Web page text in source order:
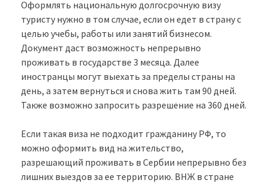
Оформлять национальную долгосрочную визу
туристу нужно в том случае, если он едет в страну с
целью учебы, работы или занятий бизнесом.
Документ даст возможность непрерывно
проживать в государстве 3 месяца. Далее
иностранцы могут выехать за пределы страны на
день, а затем вернуться и снова жить там 90 дней.
Также возможно запросить разрешение на 360 дней.
Если такая виза не подходит гражданину РФ, то
можно оформить вид на жительство,
разрешающий проживать в Сербии непрерывно без
лишних выездов за ее территорию. ВНЖ в стране